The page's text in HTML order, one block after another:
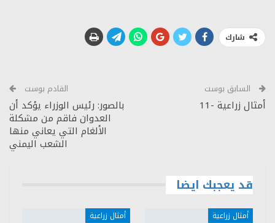
شارك
السابق بوست
أمثال زراعية -11
القادم بوست
بالصور: رئيس الوزراء يؤكد أن
العدوان فاقم من مشكلة
الألغام التي يعاني منها
الشعب اليمني
قد يعجبك ايضا
أمثال زراعية أمثال زراعية